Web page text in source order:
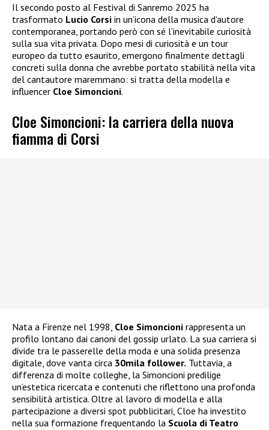
Il secondo posto al Festival di Sanremo 2025 ha
trasformato Lucio Corsi in un’icona della musica d’autore
contemporanea, portando però con sé l’inevitabile curiosità
sulla sua vita privata. Dopo mesi di curiosità e un tour
europeo da tutto esaurito, emergono finalmente dettagli
concreti sulla donna che avrebbe portato stabilità nella vita
del cantautore maremmano: si tratta della modella e
influencer Cloe Simoncioni.
Cloe Simoncioni: la carriera della nuova
fiamma di Corsi
Nata a Firenze nel 1998, Cloe Simoncioni rappresenta un
profilo lontano dai canoni del gossip urlato. La sua carriera si
divide tra le passerelle della moda e una solida presenza
digitale, dove vanta circa 30mila follower. Tuttavia, a
differenza di molte colleghe, la Simoncioni predilige
un’estetica ricercata e contenuti che riflettono una profonda
sensibilità artistica. Oltre al lavoro di modella e alla
partecipazione a diversi spot pubblicitari, Cloe ha investito
nella sua formazione frequentando la Scuola di Teatro